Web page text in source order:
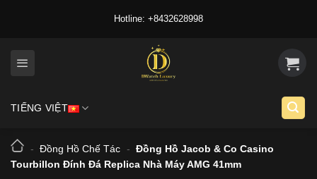
Hotline: +8432628998
TIẾNG VIỆT
- Đồng Hồ Chế Tác - Đồng Hồ Jacob & Co Casino
Tourbillon Đính Đá Replica Nhà Máy AMG 41mm